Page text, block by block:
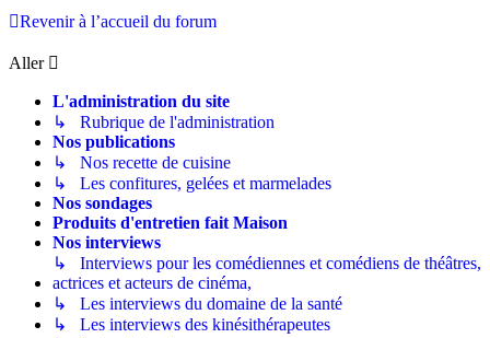
Revenir à l’accueil du forum
Aller
L'administration du site
↳ Rubrique de l'administration
Nos publications
↳ Nos recette de cuisine
↳ Les confitures, gelées et marmelades
Nos sondages
Produits d'entretien fait Maison
Nos interviews
↳ Interviews pour les comédiennes et comédiens de théâtres,
actrices et acteurs de cinéma,
↳ Les interviews du domaine de la santé
↳ Les interviews des kinésithérapeutes